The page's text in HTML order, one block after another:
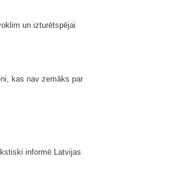
un izturētspējai
kas nav zemāks par
informē Latvijas